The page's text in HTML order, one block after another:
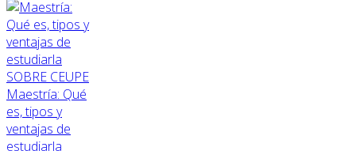
SOBRE CEUPE
Maestría: Qué
es, tipos y
ventajas de
estudiarla